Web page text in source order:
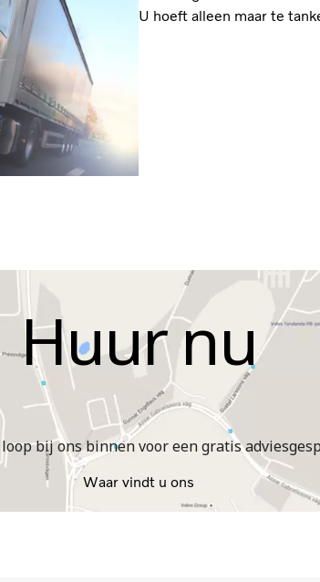
U hoeft alleen maar te
Huur nu
bij ons binnen voor een gratis
Waar vindt u ons